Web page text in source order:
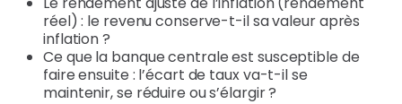
réel) : le revenu conserve-t-il sa valeur après
inflation ?
Ce que la banque centrale est susceptible de
faire ensuite : l’écart de taux va-t-il se
maintenir, se réduire ou s’élargir ?